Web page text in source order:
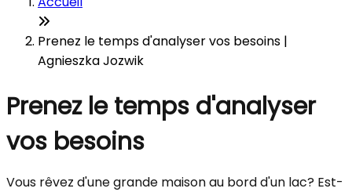
Prenez le temps d'analyser vos besoins |
Agnieszka Jozwik
Prenez le temps d'analyser
vos besoins
Vous rêvez d'une grande maison au bord d'un lac? Est-